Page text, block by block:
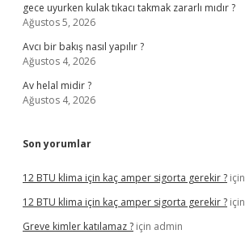
gece uyurken kulak tıkacı takmak zararlı mıdır ?
Ağustos 5, 2026
Avcı bir bakış nasıl yapılır ?
Ağustos 4, 2026
Av helal midir ?
Ağustos 4, 2026
Son yorumlar
12 BTU klima için kaç amper sigorta gerekir ? için
12 BTU klima için kaç amper sigorta gerekir ? için
Greve kimler katılamaz ? için admin